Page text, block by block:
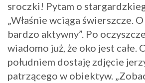
sroczki! Pytam o
„Właśnie wciąga świerszcze.
bardzo aktywny”. Po
wiadomo już, że oko jest całe.
południem dostaję zdjęcie
patrzącego w obiektyw.